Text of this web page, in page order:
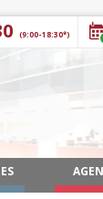
(9:00-18:30*)